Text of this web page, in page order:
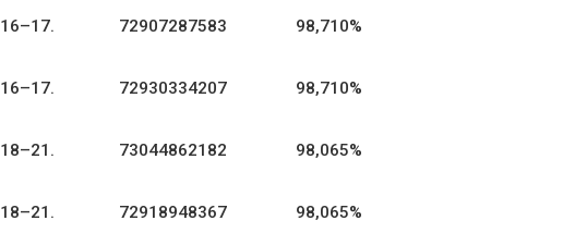
16–17. 72907287583 98,710%
16–17. 72930334207 98,710%
18–21. 73044862182 98,065%
18–21. 72918948367 98,065%